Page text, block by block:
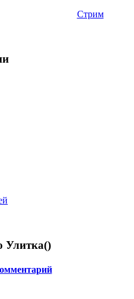
Стрим
Улитка()